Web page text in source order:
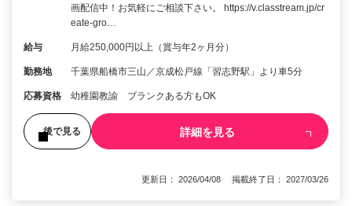
画配信中！お気軽にご相談下さい。 https://v.classtream.jp/cr
eate-gro…
給与 月給250,000円以上（賞与年2ヶ月分）
勤務地 千葉県船橋市三山／京成松戸線「習志野駅」より車5分
応募資格 幼稚園教諭 ブランクある方もOK
後で見る 詳細を見る
更新日： 2026/04/08 掲載終了日： 2027/03/26